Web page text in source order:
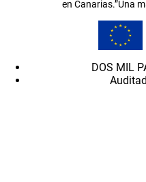
en Canarias.”Una
DOS MIL